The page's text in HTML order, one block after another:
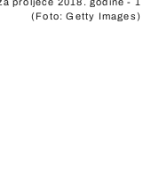
(Foto: Getty Images)